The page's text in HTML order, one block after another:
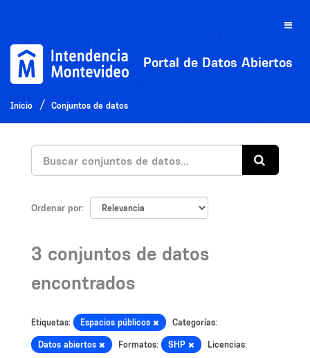
Toggle
Portal de Datos Abiertos
Inicio Conjuntos de datos
Ordenar por
3 conjuntos de datos
encontrados
Etiquetas: Espacios públicos Categorías:
Datos abiertos Formatos: SHP Licencias: